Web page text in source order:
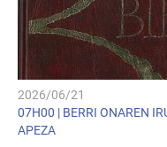
2026/06/21
07H00 | BERRI ONAREN
APEZA